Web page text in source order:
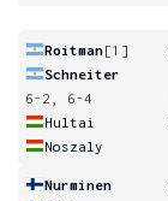
Roitman[1]
Schneiter
6-2, 6-4
Hultai
Noszaly
Nurminen